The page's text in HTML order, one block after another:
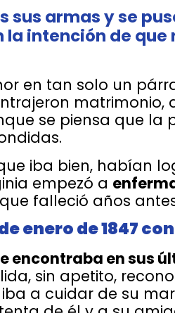
sus armas y se
intención de que
en tan solo un
se piensa que
iba bien, habían
empezó a
falleció años
enero de 1847
encontraba en sus
sin apetito,
a cuidar de su